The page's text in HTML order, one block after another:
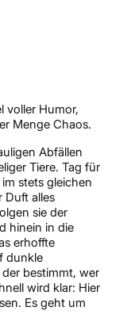
voller Humor,
Menge Chaos.
Abfällen
Tiere. Tag für
stets gleichen
Duft alles
sie der
hinein in die
erhoffte
dunkle
bestimmt, wer
wird klar: Hier
Es geht um